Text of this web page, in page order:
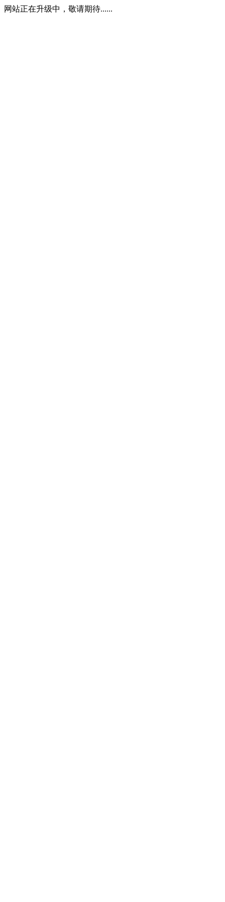
网站正在升级中，敬请期待......